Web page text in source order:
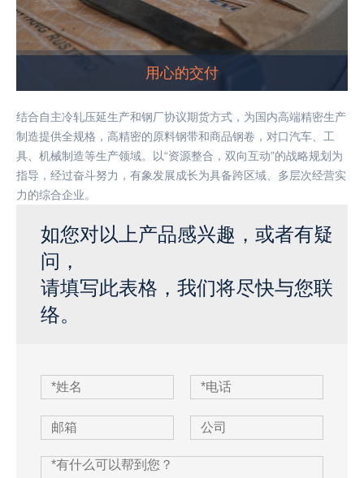
用心的交付
结合自主冷轧压延生产和钢厂协议期货方式，为国内高端精密生产
制造提供全规格，高精密的原料钢带和商品钢卷，对口汽车、工
具、机械制造等生产领域。以“资源整合，双向互动”的战略规划为
指导，经过奋斗努力，有象发展成长为具备跨区域、多层次经营实
力的综合企业。
如您对以上产品感兴趣，或者有疑
问，
请填写此表格，我们将尽快与您联
络。